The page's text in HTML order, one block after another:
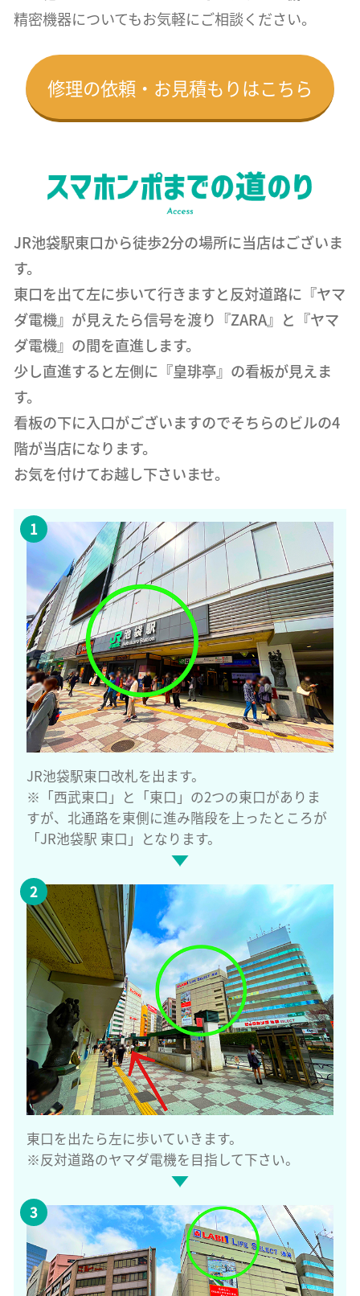
精密機器についてもお気軽にご相談ください。
修理の依頼・お見積もりはこちら
JR池袋駅東口から徒歩2分の場所に当店はございま
す。
東口を出て左に歩いて行きますと反対道路に『ヤマ
ダ電機』が見えたら信号を渡り『ZARA』と『ヤマ
ダ電機』の間を直進します。
少し直進すると左側に『皇琲亭』の看板が見えま
す。
看板の下に入口がございますのでそちらのビルの4
階が当店になります。
お気を付けてお越し下さいませ。
JR池袋駅東口改札を出ます。
※「西武東口」と「東口」の2つの東口がありま
すが、北通路を東側に進み階段を上ったところが
「JR池袋駅 東口」となります。
東口を出たら左に歩いていきます。
※反対道路のヤマダ電機を目指して下さい。